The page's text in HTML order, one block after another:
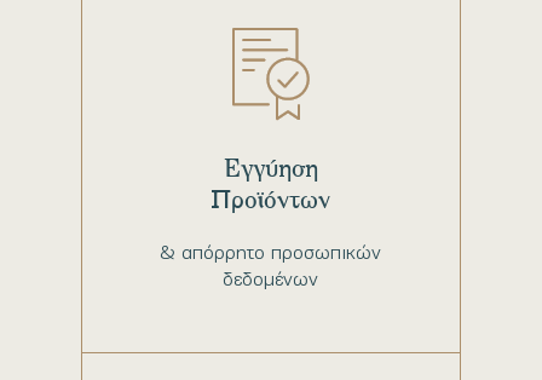
& απόρρητο προσωπικών
δεδομένων
Εγγύηση
Προϊόντων